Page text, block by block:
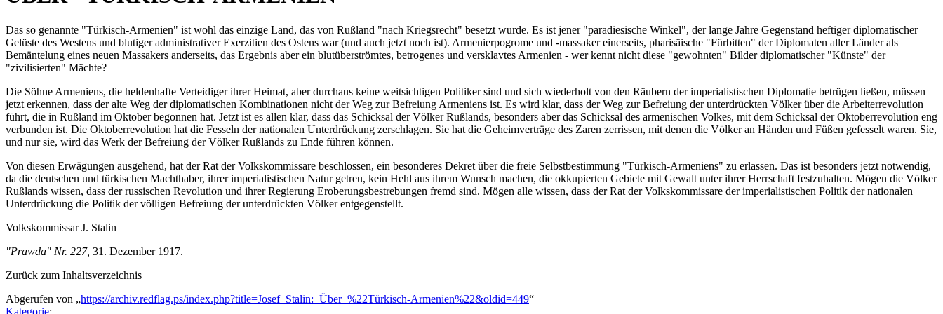
Das so genannte "Türkisch-Armenien" ist wohl das einzige Land, das von Rußland "nach Kriegsrecht" besetzt wurde. Es ist jener "paradiesische Winkel", der lange Jahre Gegenstand heftiger diplomatischer
Gelüste des Westens und blutiger administrativer Exerzitien des Ostens war (und auch jetzt noch ist). Armenierpogrome und -massaker einerseits, pharisäische "Fürbitten" der Diplomaten aller Länder als
Bemäntelung eines neuen Massakers anderseits, das Ergebnis aber ein blutüberströmtes, betrogenes und versklavtes Armenien - wer kennt nicht diese "gewohnten" Bilder diplomatischer "Künste" der
"zivilisierten" Mächte?
Die Söhne Armeniens, die heldenhafte Verteidiger ihrer Heimat, aber durchaus keine weitsichtigen Politiker sind und sich wiederholt von den Räubern der imperialistischen Diplomatie betrügen ließen, müssen
jetzt erkennen, dass der alte Weg der diplomatischen Kombinationen nicht der Weg zur Befreiung Armeniens ist. Es wird klar, dass der Weg zur Befreiung der unterdrückten Völker über die Arbeiterrevolution
führt, die in Rußland im Oktober begonnen hat. Jetzt ist es allen klar, dass das Schicksal der Völker Rußlands, besonders aber das Schicksal des armenischen Volkes, mit dem Schicksal der Oktoberrevolution eng
verbunden ist. Die Oktoberrevolution hat die Fesseln der nationalen Unterdrückung zerschlagen. Sie hat die Geheimverträge des Zaren zerrissen, mit denen die Völker an Händen und Füßen gefesselt waren. Sie,
und nur sie, wird das Werk der Befreiung der Völker Rußlands zu Ende führen können.
Von diesen Erwägungen ausgehend, hat der Rat der Volkskommissare beschlossen, ein besonderes Dekret über die freie Selbstbestimmung "Türkisch-Armeniens" zu erlassen. Das ist besonders jetzt notwendig,
da die deutschen und türkischen Machthaber, ihrer imperialistischen Natur getreu, kein Hehl aus ihrem Wunsch machen, die okkupierten Gebiete mit Gewalt unter ihrer Herrschaft festzuhalten. Mögen die Völker
Rußlands wissen, dass der russischen Revolution und ihrer Regierung Eroberungsbestrebungen fremd sind. Mögen alle wissen, dass der Rat der Volkskommissare der imperialistischen Politik der nationalen
Unterdrückung die Politik der völligen Befreiung der unterdrückten Völker entgegenstellt.
Volkskommissar J. Stalin
"Prawda" Nr. 227, 31. Dezember 1917.
Zurück zum Inhaltsverzeichnis
Abgerufen von „https://archiv.redflag.ps/index.php?title=Josef_Stalin:_Über_%22Türkisch-Armenien%22&oldid=449“
Kategorie: